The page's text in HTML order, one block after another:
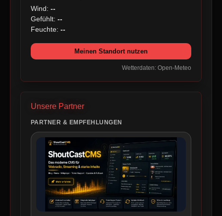
Wind: --
Gefühlt: --
Feuchte: --
Meinen Standort nutzen
Wetterdaten: Open-Meteo
Unsere Partner
PARTNER & EMPFEHLUNGEN